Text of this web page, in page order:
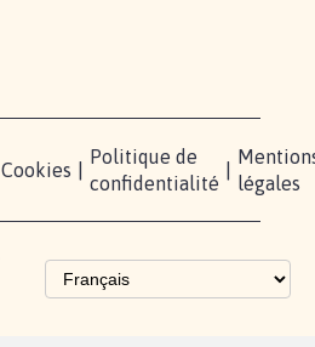
Cookies
Politique de
confidentialité
légales